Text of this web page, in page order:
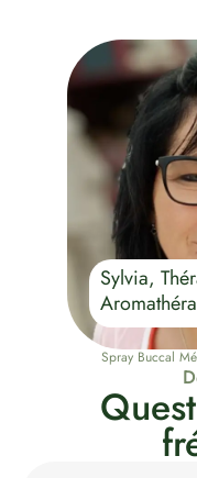
Sylvia,
Spray Buccal